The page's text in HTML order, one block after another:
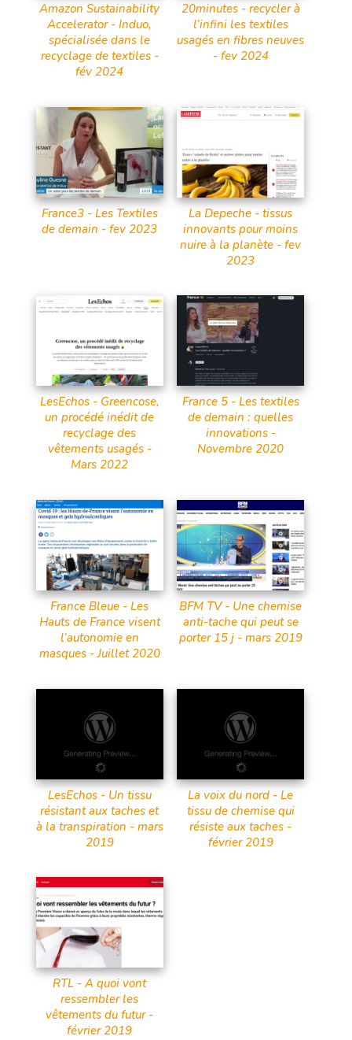
Amazon Sustainability
Accelerator - Induo,
spécialisée dans le
recyclage de textiles -
fév 2024
20minutes - recycler à
l’infini les textiles
usagés en fibres neuves
- fev 2024
France3 - Les Textiles
de demain - fev 2023
La Depeche - tissus
innovants pour moins
nuire à la planète - fev
2023
LesEchos - Greencose,
un procédé inédit de
recyclage des
vêtements usagés -
Mars 2022
France 5 - Les textiles
de demain : quelles
innovations -
Novembre 2020
France Bleue - Les
Hauts de France visent
l’autonomie en
masques - Juillet 2020
BFM TV - Une chemise
anti-tache qui peut se
porter 15 j - mars 2019
LesEchos - Un tissu
résistant aux taches et
à la transpiration - mars
2019
La voix du nord - Le
tissu de chemise qui
résiste aux taches -
février 2019
RTL - A quoi vont
ressembler les
vêtements du futur -
février 2019